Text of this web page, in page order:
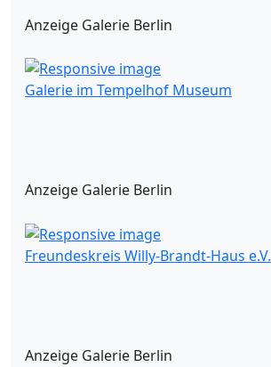
Anzeige Galerie Berlin
Galerie im Tempelhof Museum
Anzeige Galerie Berlin
Freundeskreis Willy-Brandt-Haus e.V.
Anzeige Galerie Berlin